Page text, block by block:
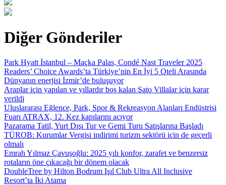
Diğer Gönderiler
Park Hyatt İstanbul – Maçka Palas, Condé Nast Traveler 2025
Readers’ Choice Awards’ta Türkiye’nin En İyi 5 Oteli Arasında
Dünyanın enerjisi İzmir’de buluşuyor
Araplar için yapılan ve yıllardır boş kalan Şato Villalar için karar
verildi
Uluslararası Eğlence, Park, Spor & Rekreasyon Alanları Endüstrisi
Fuarı ATRAX, 12. Kez kapılarını açıyor
Pazarama Tatil, Yurt Dışı Tur ve Gemi Turu Satışlarına Başladı
TÜROB: Kurumlar Vergisi indirimi turizm sektörü için de geçerli
olmalı
Emrah Yılmaz Çavuşoğlu: 2025 yılı konfor, zarafet ve benzersiz
rotaların öne çıkacağı bir dönem olacak
DoubleTree by Hilton Bodrum Işıl Club Ultra All Inclusive
Resort’ta İki Atama